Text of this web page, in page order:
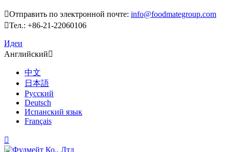
Отправить по электронной почте: info@foodmategroup.com
Тел.: +86-21-22060106
Идеи
Английский
中文
日本語
Русский
Deutsch
Испанский язык
Français
